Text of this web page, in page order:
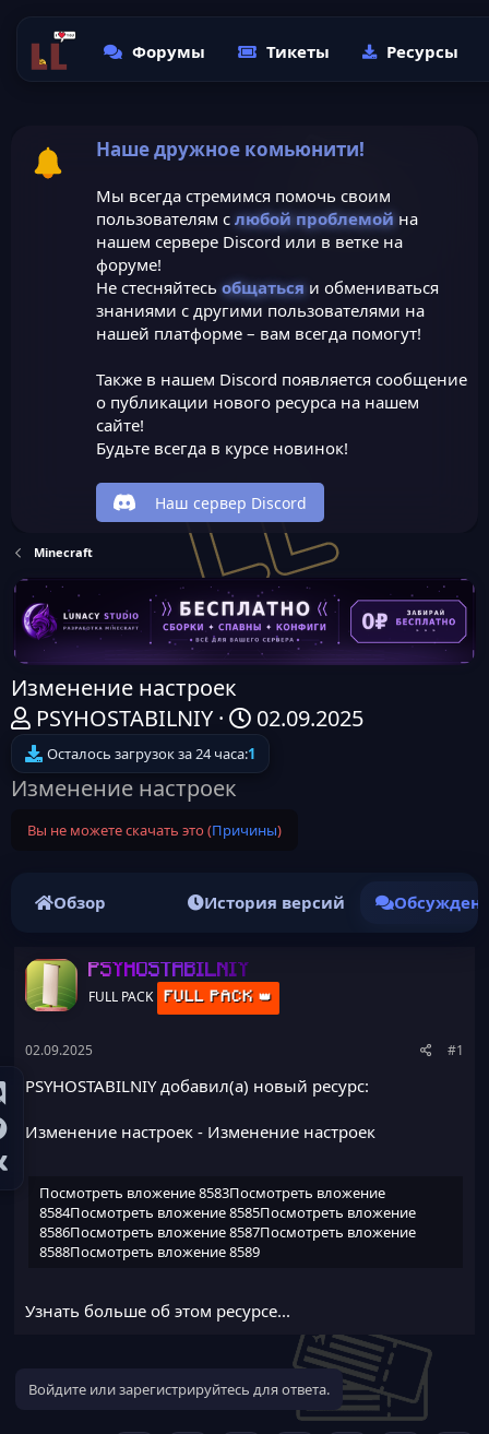
Форумы Тикеты Ресурсы
Наше дружное комьюнити!
Мы всегда стремимся помочь своим
пользователям с любой проблемойна
нашем сервере Discord или в ветке на
форуме!
Не стесняйтесь общатьсяи обмениваться
знаниями с другими пользователями на
нашей платформе – вам всегда помогут!
Также в нашем Discord появляется сообщение
о публикации нового ресурса на нашем
сайте!
Будьте всегда в курсе новинок!
Наш сервер Discord
Minecraft
Изменение настроек
А
в
т
р
е
ы
PSYHOSTABILNIY
Д
т
н
ч
а
02.09.2025
Осталось загрузок за 24 часа:1
Изменение настроек
Вы не можете скачать это (Причины)
Обзор История версий
PSYHOSTABILNIY
FULL PACK FULL PACK 👑
02.09.2025 #1
PSYHOSTABILNIY добавил(а) новый ресурс:
Изменение настроек - Изменение настроек
Посмотреть вложение 8583Посмотреть вложение
8584Посмотреть вложение 8585Посмотреть вложение
8586Посмотреть вложение 8587Посмотреть вложение
8588Посмотреть вложение 8589
Узнать больше об этом ресурсе...
Войдите или зарегистрируйтесь для ответа.